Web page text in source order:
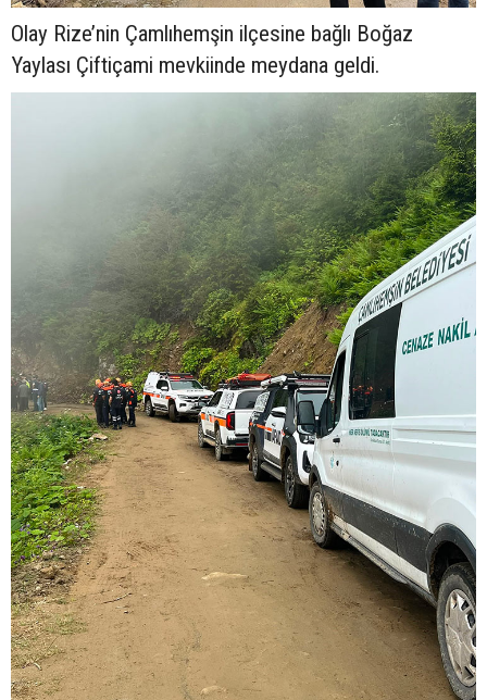
Olay Rize’nin Çamlıhemşin ilçesine bağlı Boğaz
Yaylası Çiftiçami mevkiinde meydana geldi.